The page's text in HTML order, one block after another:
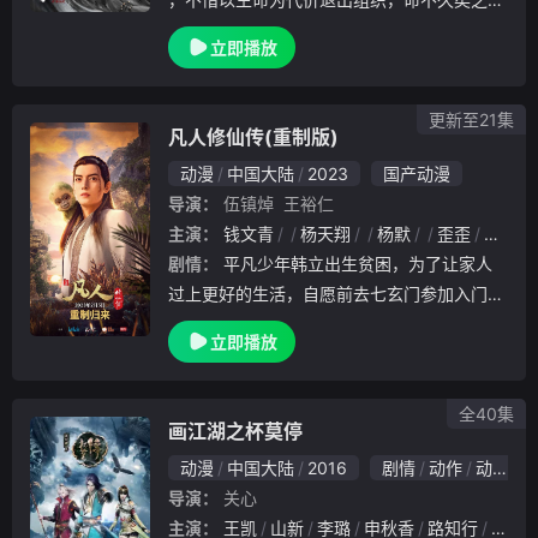
遇上一心灭世的鬼谷谷主温客行，两人因卷入
江湖纷争相识相知，最终成为彼此救赎的故事
立即播放
凡人修仙传(重制版)
动漫 中国大陆 2023
国产动漫
导演：
伍镇焯 王裕仁
主演：
钱文青 杨天翔 杨默 歪歪
剧情：
过上更好的生活，自愿前去七玄门参加入门考
核，最终被墨大夫收入门下。 墨大夫一开始
对韩立悉心培养、传授医术，让韩立对他非常
立即播放
更新至21集
画江湖之杯莫停
动漫 中国大陆 2016 剧情 动作 动画
导演：
关心
主演：
王凯 山新 李璐 申秋香 路知行 阎萌
全40集